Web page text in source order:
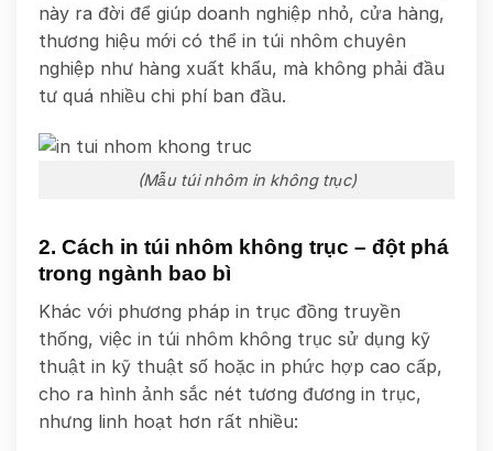
này ra đời để giúp doanh nghiệp nhỏ, cửa hàng,
thương hiệu mới có thể in túi nhôm chuyên
nghiệp như hàng xuất khẩu, mà không phải đầu
tư quá nhiều chi phí ban đầu.
(Mẫu túi nhôm in không trục)
2. Cách in túi nhôm không trục – đột phá
trong ngành bao bì
Khác với phương pháp in trục đồng truyền
thống, việc in túi nhôm không trục sử dụng kỹ
thuật in kỹ thuật số hoặc in phức hợp cao cấp,
cho ra hình ảnh sắc nét tương đương in trục,
nhưng linh hoạt hơn rất nhiều: